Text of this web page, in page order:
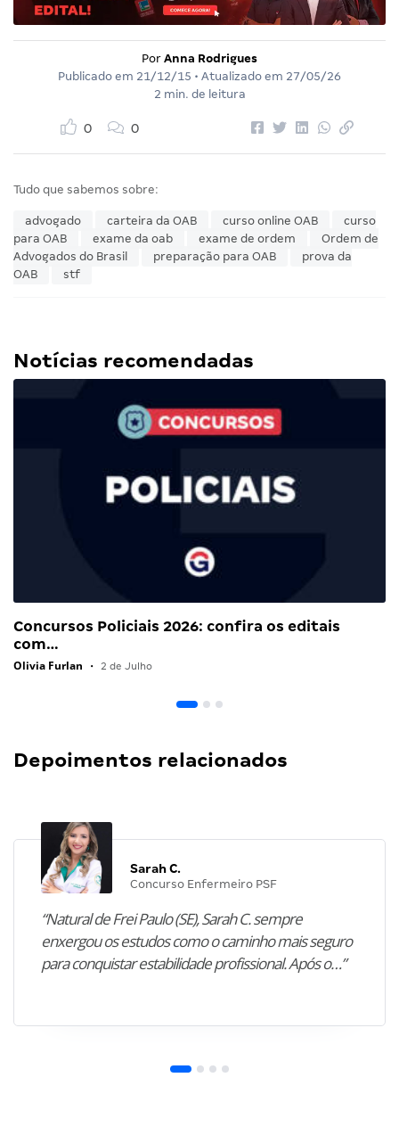
Por Anna Rodrigues
Publicado em 21/12/15 • Atualizado em 27/05/26
2 min. de leitura
0 0
Tudo que sabemos sobre:
advogado carteira da OAB curso online OAB
curso
para OAB
exame da oab exame de ordem
Ordem de
Advogados do Brasil
preparação para OAB
prova da
OAB
stf
Notícias recomendadas
Concursos Policiais 2026: confira os editais
com…
Olivia Furlan • 2 de Julho
Depoimentos relacionados
Sarah C.
Concurso Enfermeiro PSF
“Natural de Frei Paulo (SE), Sarah C. sempre
enxergou os estudos como o caminho mais seguro
para conquistar estabilidade profissional. Após o…”